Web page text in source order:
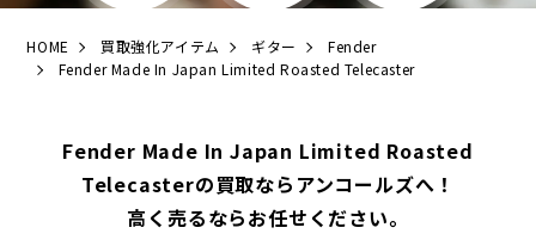
HOME 買取強化アイテム ギター
Fender
Fender Made In Japan Limited Roasted Telecaster
Fender Made In Japan Limited Roasted
Telecasterの買取ならアンコールズへ！
高く売るならお任せください。